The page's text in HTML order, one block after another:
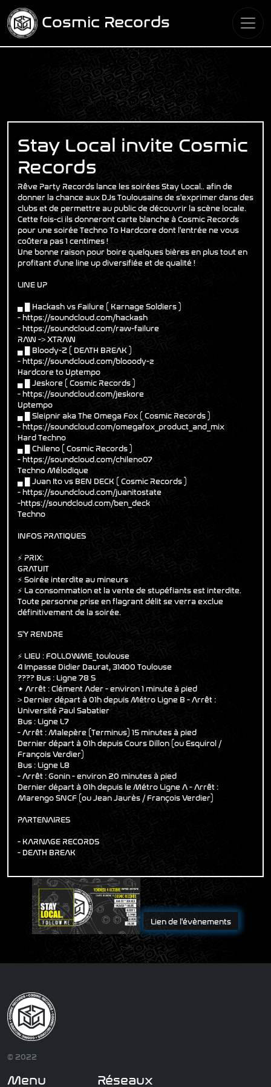
Cosmic Records
Stay Local invite Cosmic
Records
Rêve Party Records lance les soirées Stay Local.. afin de
donner la chance aux DJs Toulousains de s'exprimer dans des
clubs et de permettre au public de découvrir la scène locale.
Cette fois-ci ils donneront carte blanche à Cosmic Records
pour une soirée Techno To Hardcore dont l'entrée ne vous
coûtera pas 1 centimes !
Une bonne raison pour boire quelques bières en plus tout en
profitant d'une line up diversifiée et de qualité !
LINE UP
▄ █ Hackash vs Failure ( Karnage Soldiers )
- https://soundcloud.com/hackash
- https://soundcloud.com/raw-failure
RAW -> XTRAW
▄ █ Bloody-Z ( DEATH BREAK )
- https://soundcloud.com/blooody-z
Hardcore to Uptempo
▄ █ Jeskore ( Cosmic Records )
- https://soundcloud.com/jeskore
Uptempo
▄ █ Sleipnir aka The Omega Fox ( Cosmic Records )
- https://soundcloud.com/omegafox_product_and_mix
Hard Techno
▄ █ Chileno ( Cosmic Records )
- https://soundcloud.com/chileno07
Techno Mélodique
▄ █ Juan Ito vs BEN DECK ( Cosmic Records )
- https://soundcloud.com/juanitostate
-https://soundcloud.com/ben_deck
Techno
INFOS PRATIQUES
⚡ PRIX:
GRATUIT
⚡ Soirée interdite au mineurs
⚡ La consommation et la vente de stupéfiants est interdite.
Toute personne prise en flagrant délit se verra exclue
définitivement de la soirée.
S'Y RENDRE
⚡ LIEU : FOLLOWME_toulouse
4 Impasse Didier Daurat, 31400 Toulouse
???? Bus : Ligne 78 S
✦ Arrêt : Clément Ader - environ 1 minute à pied
> Dernier départ à 01h depuis Métro Ligne B - Arrêt :
Université Paul Sabatier
Bus : Ligne L7
- Arrêt : Malepère (Terminus) 15 minutes à pied
Dernier départ à 01h depuis Cours Dillon (ou Esquirol /
François Verdier)
Bus : Ligne L8
- Arrêt : Gonin - environ 20 minutes à pied
Dernier départ à 01h depuis le Métro Ligne A - Arrêt :
Marengo SNCF (ou Jean Jaurès / François Verdier)
PARTENAIRES
- KARNAGE RECORDS
- DEATH BREAK
Lien de l'évènements
© 2022
Menu Réseaux